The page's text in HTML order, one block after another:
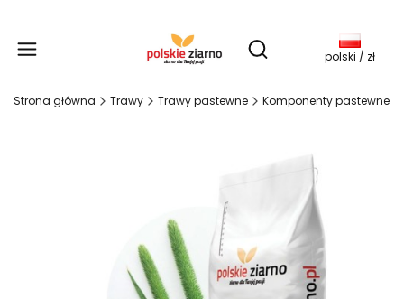
Otwórz wyszukiwarkę
Produkty w
polski / zł
Strona główna Trawy Trawy pastewne Komponenty pastewne